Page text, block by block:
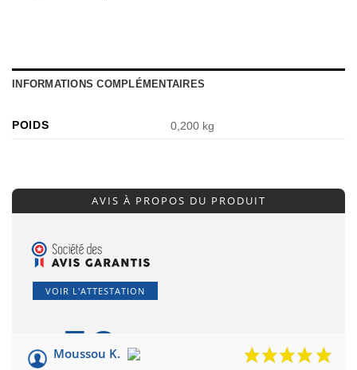
INFORMATIONS COMPLÉMENTAIRES
POIDS 0,200 kg
AVIS À PROPOS DU PRODUIT
VOIR L'ATTESTATION
7.8/10
Moussou K.